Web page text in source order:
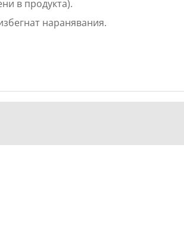
в продукта).
наранявания.